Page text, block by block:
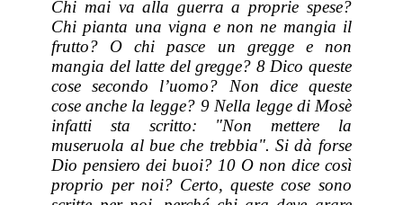
Chi mai va alla guerra a proprie spese?
Chi pianta una vigna e non ne mangia il
frutto? O chi pasce un gregge e non
mangia del latte del gregge? 8 Dico queste
cose secondo l’uomo? Non dice queste
cose anche la legge? 9 Nella legge di Mosè
infatti sta scritto: "Non mettere la
museruola al bue che trebbia". Si dà forse
Dio pensiero dei buoi? 10 O non dice così
proprio per noi? Certo, queste cose sono